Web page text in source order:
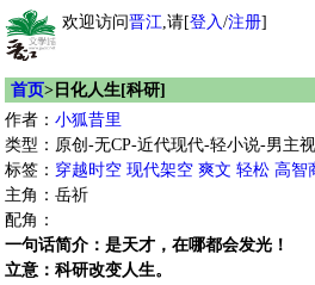
欢迎访问晋江,请[登入/注册]
首页>日化人生[科研]
作者： 小狐昔里
类型：原创-无CP-近代现代-轻小说-男主
标签： 穿越时空 现代架空 爽文 轻松 高智
主角：岳祈
配角：
一句话简介：是天才，在哪都会发光！
立意：科研改变人生。